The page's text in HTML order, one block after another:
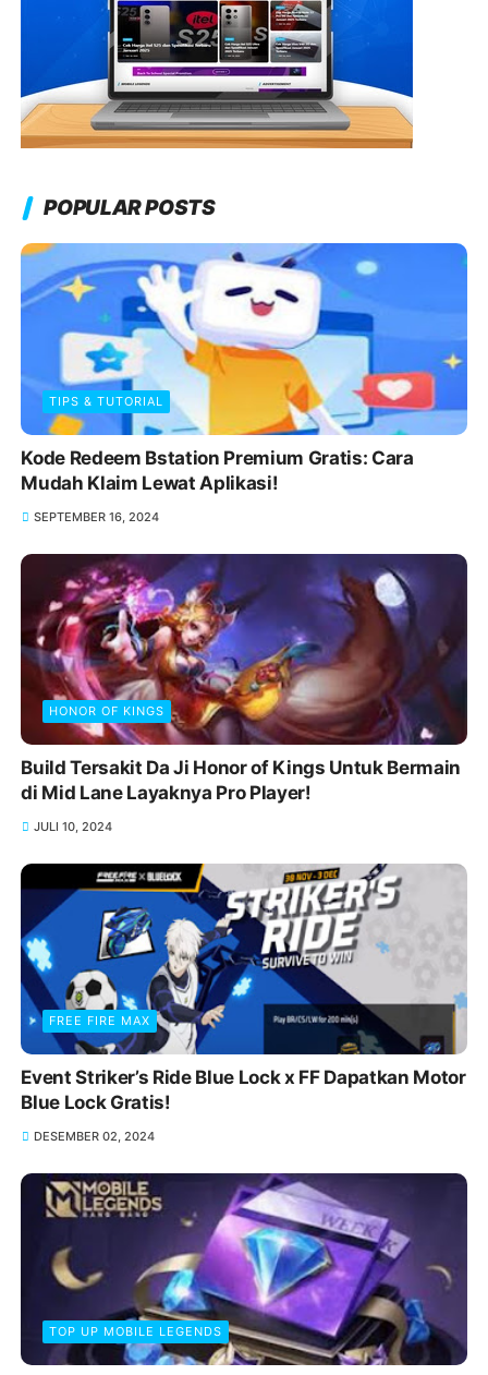
POPULAR POSTS
TIPS & TUTORIAL
Kode Redeem Bstation Premium Gratis: Cara
Mudah Klaim Lewat Aplikasi!
SEPTEMBER 16, 2024
HONOR OF KINGS
Build Tersakit Da Ji Honor of Kings Untuk Bermain
di Mid Lane Layaknya Pro Player!
JULI 10, 2024
FREE FIRE MAX
Event Striker’s Ride Blue Lock x FF Dapatkan Motor
Blue Lock Gratis!
DESEMBER 02, 2024
TOP UP MOBILE LEGENDS